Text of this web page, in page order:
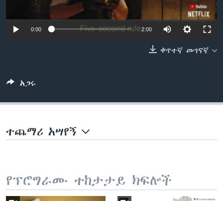
0:00 2:00
ቀጥተኛ መገናኛ
አጋሩ
ተጨማሪ አሣየኝ
የፕሮግራሙ ተከታታይ ክፍሎች